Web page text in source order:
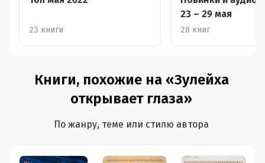
23 книги
23 – 29 мая
28 книг
Книги, похожие на «Зулейха
открывает глаза»
По жанру, теме или стилю автора